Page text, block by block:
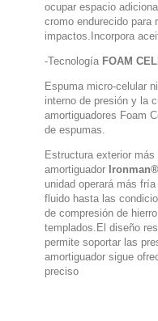
ocupar espacio
cromo endurecido para
impactos.Incorpora
-Tecnología FOAM
Espuma micro-celular
interno de presión y la
amortiguadores Foam
de espumas.
Estructura exterior
amortiguador Ironman®
unidad operará más
fluido hasta las
de compresión de
templados.El diseño
permite soportar las
amortiguador sigue
preciso